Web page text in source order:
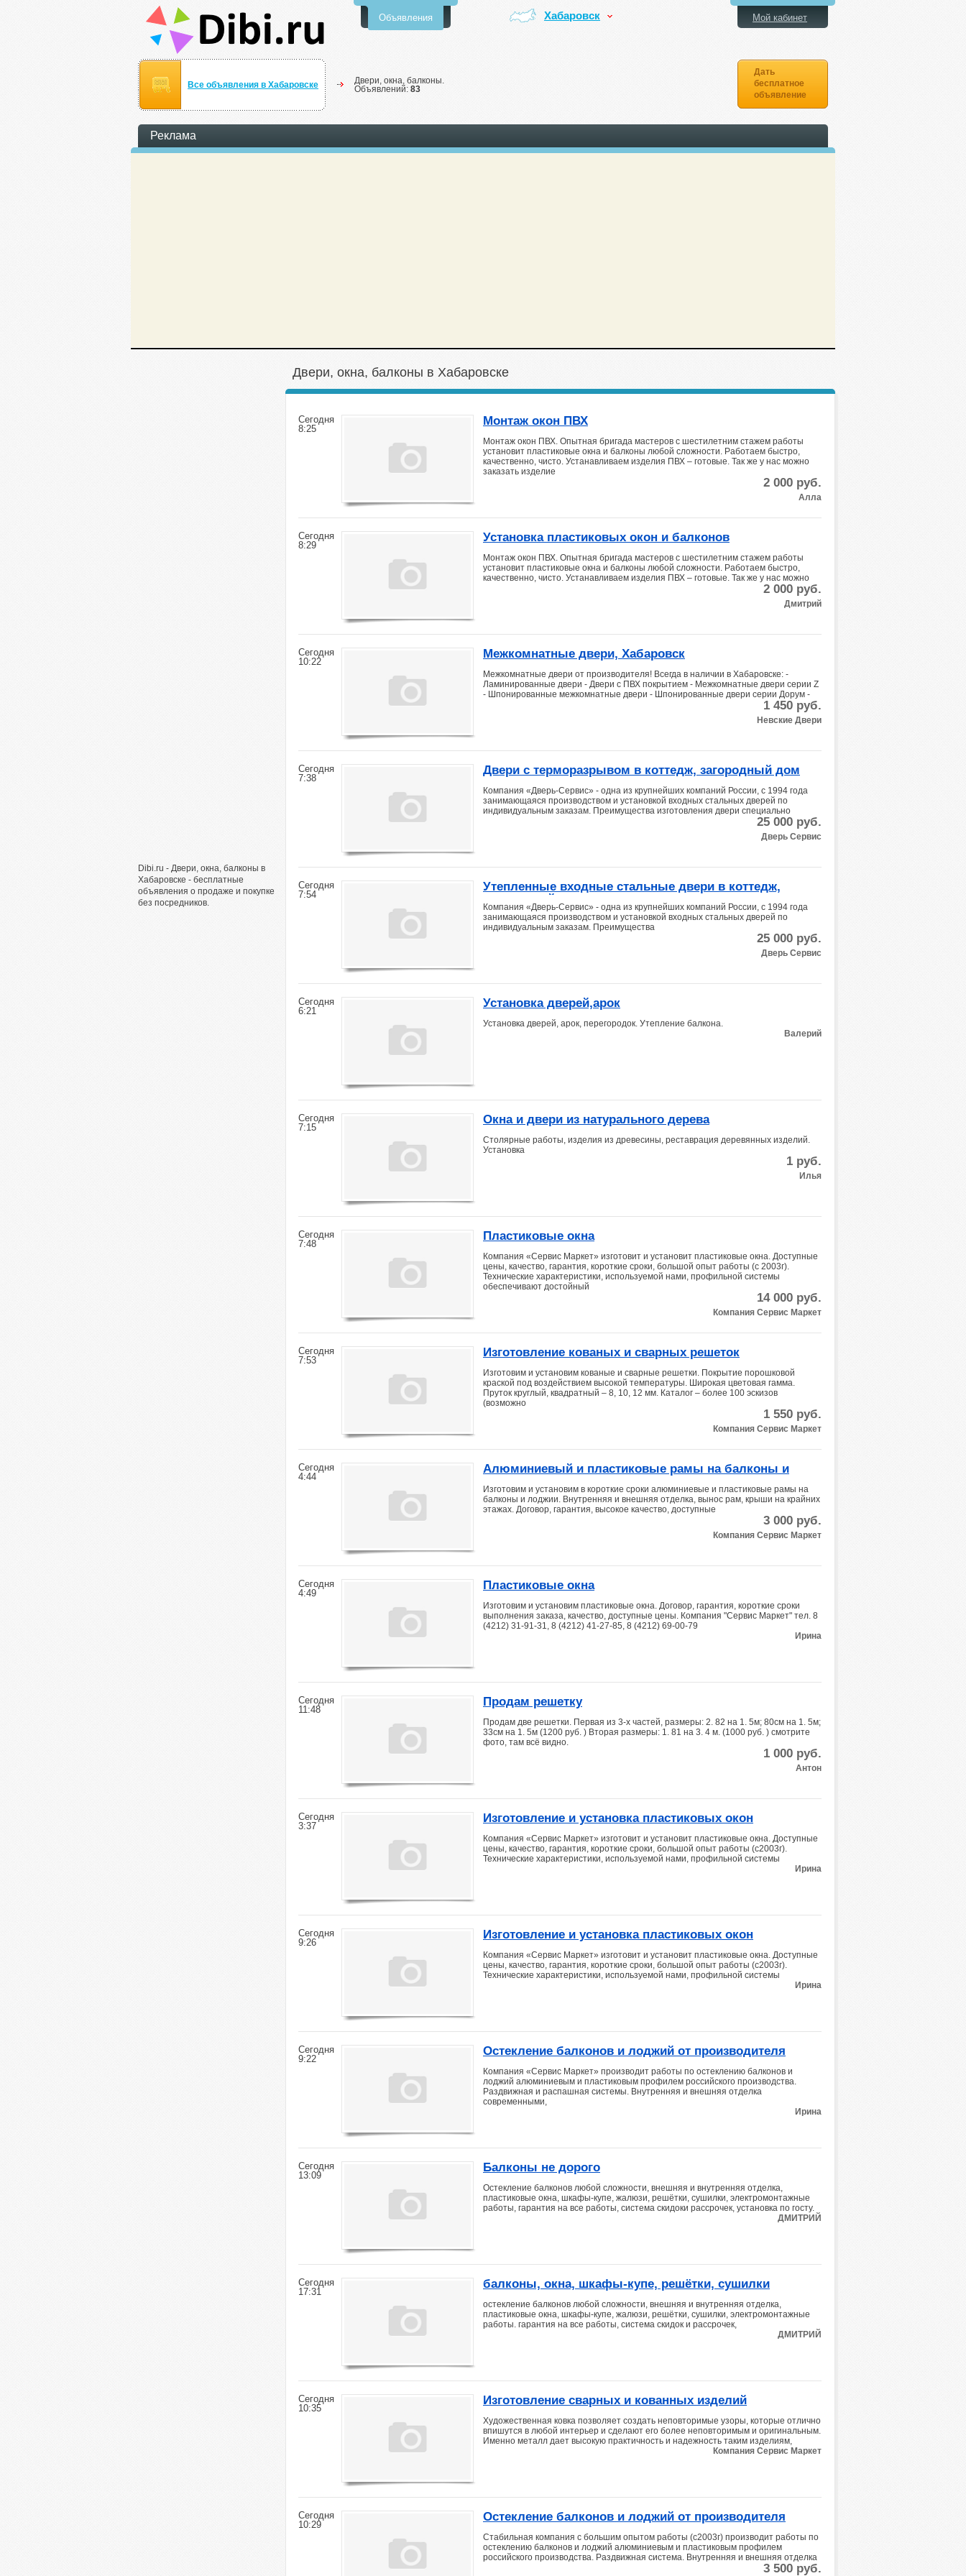
Объявления Хабаровск
Все объявления в Хабаровске
Двери, окна, балконы.
Объявлений: 83
Мой кабинет
Дать
бесплатное
объявление
Реклама
Dibi.ru - Двери, окна, балконы в
Хабаровске - бесплатные
объявления о продаже и покупке
без посредников.
Двери, окна, балконы в Хабаровске
Сегодня
8:25
Монтаж окон ПВХ
Монтаж окон ПВХ. Опытная бригада мастеров с шестилетним стажем работы
установит пластиковые окна и балконы любой сложности. Работаем быстро,
качественно, чисто. Устанавливаем изделия ПВХ – готовые. Так же у нас можно
заказать изделие
2 000 руб.
Алла
Сегодня
8:29
Установка пластиковых окон и балконов
Монтаж окон ПВХ. Опытная бригада мастеров с шестилетним стажем работы
установит пластиковые окна и балконы любой сложности. Работаем быстро,
качественно, чисто. Устанавливаем изделия ПВХ – готовые. Так же у нас можно
2 000 руб.
Дмитрий
Сегодня
10:22
Межкомнатные двери, Хабаровск
Межкомнатные двери от производителя! Всегда в наличии в Хабаровске: -
Ламинированные двери - Двери с ПВХ покрытием - Межкомнатные двери серии Z
- Шпонированные межкомнатные двери - Шпонированные двери серии Дорум -
1 450 руб.
Невские Двери
Сегодня
7:38
Двери с терморазрывом в коттедж, загородный дом
Компания «Дверь-Сервис» - одна из крупнейших компаний России, с 1994 года
занимающаяся производством и установкой входных стальных дверей по
индивидуальным заказам. Преимущества изготовления двери специально
25 000 руб.
Дверь Сервис
Сегодня
7:54
Утепленные входные стальные двери в коттедж,
загородный дом с терморазрывом
Компания «Дверь-Сервис» - одна из крупнейших компаний России, с 1994 года
занимающаяся производством и установкой входных стальных дверей по
индивидуальным заказам. Преимущества
25 000 руб.
Дверь Сервис
Сегодня
6:21
Установка дверей,арок
Установка дверей, арок, перегородок. Утепление балкона.
Валерий
Сегодня
7:15
Окна и двери из натурального дерева
Столярные работы, изделия из древесины, реставрация деревянных изделий.
Установка
1 руб.
Илья
Сегодня
7:48
Пластиковые окна
Компания «Сервис Маркет» изготовит и установит пластиковые окна. Доступные
цены, качество, гарантия, короткие сроки, большой опыт работы (с 2003г).
Технические характеристики, используемой нами, профильной системы
обеспечивают достойный
14 000 руб.
Компания Сервис Маркет
Сегодня
7:53
Изготовление кованых и сварных решеток
Изготовим и установим кованые и сварные решетки. Покрытие порошковой
краской под воздействием высокой температуры. Широкая цветовая гамма.
Пруток круглый, квадратный – 8, 10, 12 мм. Каталог – более 100 эскизов
(возможно
1 550 руб.
Компания Сервис Маркет
Сегодня
4:44
Алюминиевый и пластиковые рамы на балконы и
Изготовим и установим в короткие сроки алюминиевые и пластиковые рамы на
балконы и лоджии. Внутренняя и внешняя отделка, вынос рам, крыши на крайних
этажах. Договор, гарантия, высокое качество, доступные
3 000 руб.
Компания Сервис Маркет
Сегодня
4:49
Пластиковые окна
Изготовим и установим пластиковые окна. Договор, гарантия, короткие сроки
выполнения заказа, качество, доступные цены. Компания "Сервис Маркет" тел. 8
(4212) 31-91-31, 8 (4212) 41-27-85, 8 (4212) 69-00-79
Ирина
Сегодня
11:48
Продам решетку
Продам две решетки. Первая из 3-х частей, размеры: 2. 82 на 1. 5м; 80см на 1. 5м;
33см на 1. 5м (1200 руб. ) Вторая размеры: 1. 81 на 3. 4 м. (1000 руб. ) смотрите
фото, там всё видно.
1 000 руб.
Антон
Сегодня
3:37
Изготовление и установка пластиковых окон
Компания «Сервис Маркет» изготовит и установит пластиковые окна. Доступные
цены, качество, гарантия, короткие сроки, большой опыт работы (с2003г).
Технические характеристики, используемой нами, профильной системы
Ирина
Сегодня
9:26
Изготовление и установка пластиковых окон
Компания «Сервис Маркет» изготовит и установит пластиковые окна. Доступные
цены, качество, гарантия, короткие сроки, большой опыт работы (с2003г).
Технические характеристики, используемой нами, профильной системы
Ирина
Сегодня
9:22
Остекление балконов и лоджий от производителя
Компания «Сервис Маркет» производит работы по остеклению балконов и
лоджий алюминиевым и пластиковым профилем российского производства.
Раздвижная и распашная системы. Внутренняя и внешняя отделка
современными,
Ирина
Сегодня
13:09
Балконы не дорого
Остекление балконов любой сложности, внешняя и внутренняя отделка,
пластиковые окна, шкафы-купе, жалюзи, решётки, сушилки, электромонтажные
работы, гарантия на все работы, система скидоки рассрочек, установка по госту.
ДМИТРИЙ
Сегодня
17:31
балконы, окна, шкафы-купе, решётки, сушилки
остекление балконов любой сложности, внешняя и внутренняя отделка,
пластиковые окна, шкафы-купе, жалюзи, решётки, сушилки, электромонтажные
работы. гарантия на все работы, система скидок и рассрочек,
ДМИТРИЙ
Сегодня
10:35
Изготовление сварных и кованных изделий
Художественная ковка позволяет создать неповторимые узоры, которые отлично
впишутся в любой интерьер и сделают его более неповторимым и оригинальным.
Именно металл дает высокую практичность и надежность таким изделиям,
Компания Сервис Маркет
Сегодня
10:29
Остекление балконов и лоджий от производителя
Стабильная компания с большим опытом работы (с2003г) производит работы по
остеклению балконов и лоджий алюминиевым и пластиковым профилем
российского производства. Раздвижная система. Внутренняя и внешняя отделка
3 500 руб.